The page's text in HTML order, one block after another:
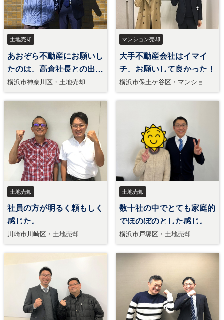
土地売却
あおぞら不動産にお願いし
たのは、高倉社長との出会
い。
横浜市神奈川区・土地売却
マンション売却
大手不動産会社はイマイ
チ、お願いして良かった！
横浜市保土ケ谷区・マンション
土地売却
社員の方が明るく頼もしく
感じた。
川崎市川崎区・土地売却
土地売却
数十社の中でとても家庭的
でほのぼのとした感じ。
横浜市戸塚区・土地売却